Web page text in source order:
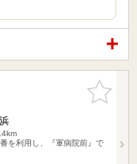
お気に入
りに追加
を利用し、『軍病院前』で